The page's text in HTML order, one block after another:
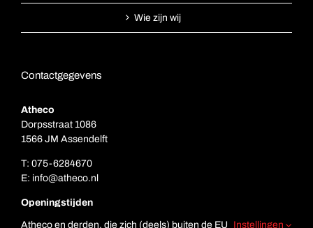
Wie zijn wij
Contactgegevens
Atheco
Dorpsstraat 1086
1566 JM Assendelft
T: 075-6284670
E: info@atheco.nl
Openingstijden
Atheco en derden, die zich (deels) buiten de EU Instellingen